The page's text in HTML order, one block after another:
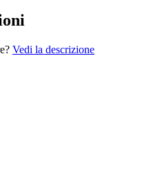
Vedi la descrizione